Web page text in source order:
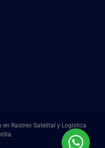
en Rastreo Satelital y Logistica